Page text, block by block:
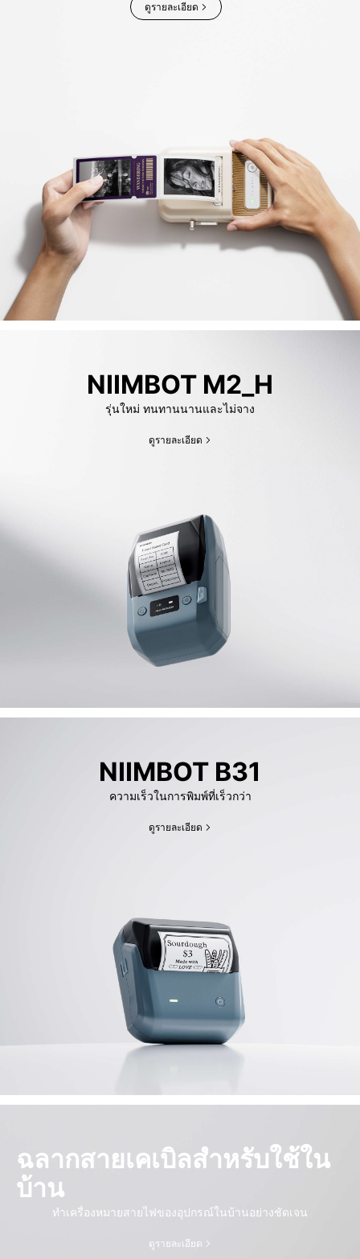
ดูรายละเอียด​
NIIMBOT M2_H
รุ่นใหม่ ทนทานนานและไม่จาง
ดูรายละเอียด​
NIIMBOT B31
ความเร็วในการพิมพ์ที่เร็วกว่า
ดูรายละเอียด​
ฉลากสายเคเบิลสำหรับใช้ใน
บ้าน
ทำเครื่องหมายสายไฟของอุปกรณ์ในบ้านอย่างชัดเจน
ดูรายละเอียด​